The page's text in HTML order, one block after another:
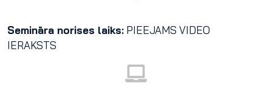
Semināra norises laiks: PIEEJAMS VIDEO
IERAKSTS